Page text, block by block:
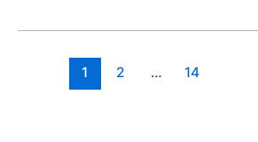
Castilla
1 2 … 14